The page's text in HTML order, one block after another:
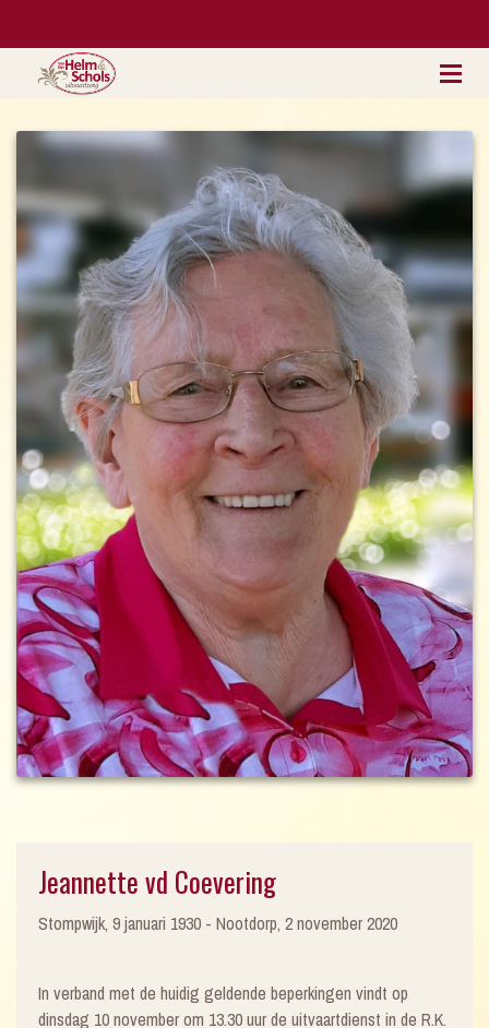
Jeannette vd Coevering
Stompwijk, 9 januari 1930 - Nootdorp, 2 november 2020
In verband met de huidig geldende beperkingen vindt op
dinsdag 10 november om 13.30 uur de uitvaartdienst in de R.K.